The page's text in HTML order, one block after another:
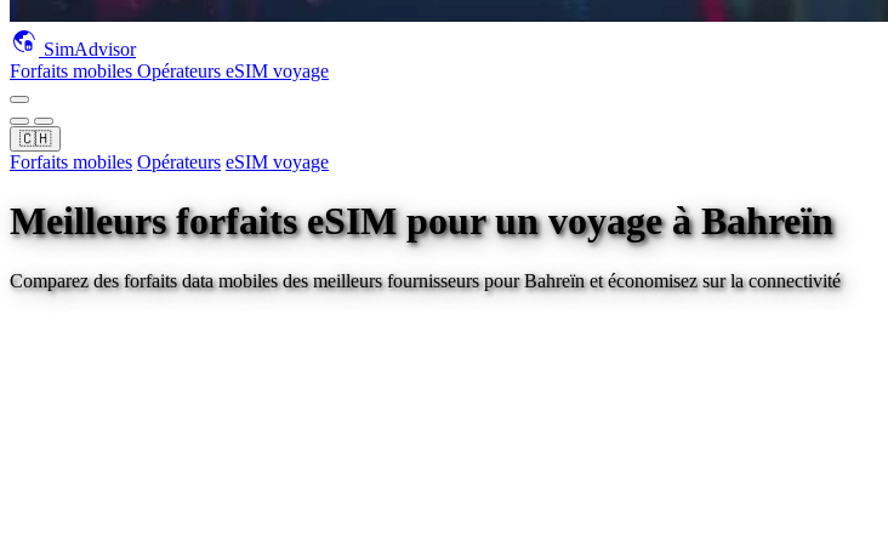
SimAdvisor
Forfaits mobiles Opérateurs eSIM voyage
🇨🇭
Forfaits mobiles Opérateurs eSIM voyage
Meilleurs forfaits eSIM pour un voyageà Bahreïn
Comparez des forfaits data mobiles des meilleurs fournisseurs pourBahreïnet économisez sur la connectivité